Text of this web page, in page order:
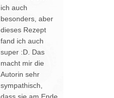
ich auch
besonders, aber
dieses Rezept
fand ich auch
super :D. Das
macht mir die
Autorin sehr
sympathisch,
dass sie am Ende